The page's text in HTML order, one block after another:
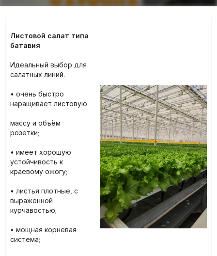
Листовой салат типа
батавия
Идеальный выбор для
салатных линий.
• очень быстро
наращивает листовую
массу и объём
розетки;
• имеет хорошую
устойчивость к
краевому ожогу;
• листья плотные, с
выраженной
курчавостью;
• мощная корневая
система;